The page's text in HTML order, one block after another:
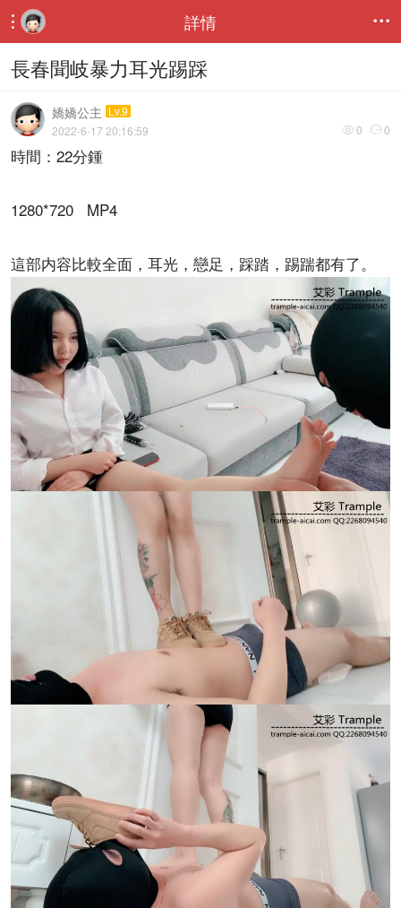
 詳情 
長春聞岐暴力耳光踢踩
嬌嬌公主 Lv.9
 0  0
2022-6-17 20:16:59
時間：22分鍾
1280*720 MP4
這部内容比較全面，耳光，戀足，踩踏，踢踹都有了。